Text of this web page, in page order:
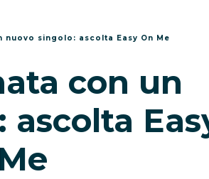
singolo: ascolta Easy On Me
con un
ascolta